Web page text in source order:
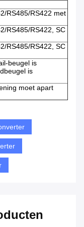
RS485/RS422 met
RS485/RS422, SC
RS485/RS422, SC
beugel is
is
moet apart